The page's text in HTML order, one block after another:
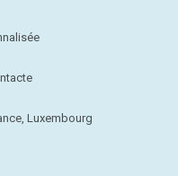
Luxembourg